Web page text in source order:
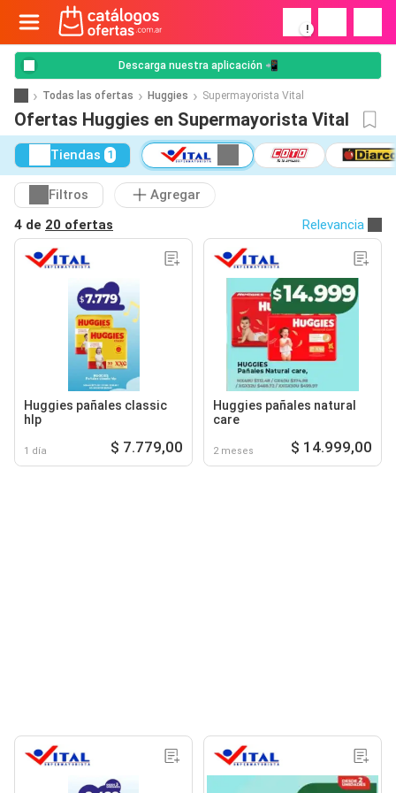
!
Descarga nuestra aplicación 📲
Todas las ofertas Huggies Supermayorista Vital
Ofertas Huggies en Supermayorista Vital
Tiendas 1
Filtros
Agregar
4 de 20 ofertas Relevancia
Huggies pañales classic
hlp
1 día $ 7.779,00
Huggies pañales natural
care
2 meses $ 14.999,00